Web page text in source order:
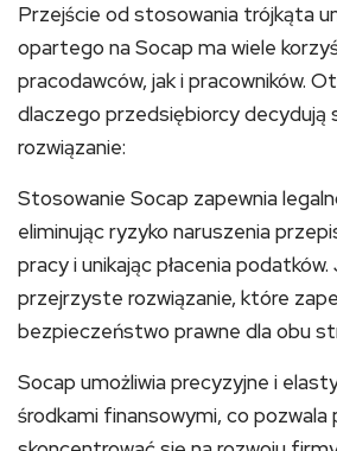
Przejście od stosowania trójkąta
opartego na Socap ma wiele
pracodawców, jak i pracowników.
dlaczego przedsiębiorcy decydują
rozwiązanie:
Stosowanie Socap zapewnia
eliminując ryzyko naruszenia
pracy i unikając płacenia
przejrzyste rozwiązanie, które
bezpieczeństwo prawne dla obu
Socap umożliwia precyzyjne i
środkami finansowymi, co